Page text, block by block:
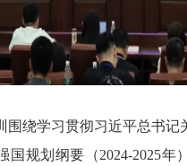
绕学习贯彻习近平总书记
国规划纲要（2024-2025年